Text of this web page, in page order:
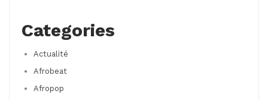
Categories
Actualité
Afrobeat
Afropop